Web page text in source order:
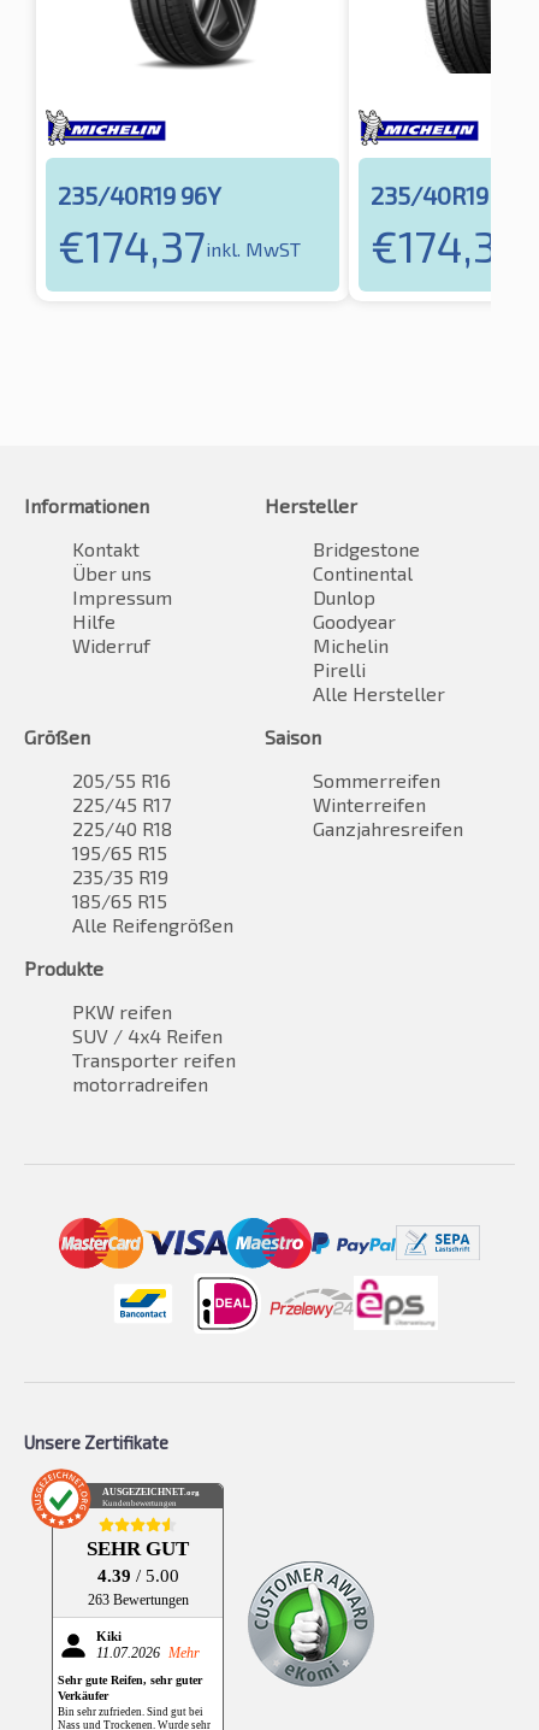
235/40R19 96Y
€174,37inkl. MwST
235/40R19
€174,37
Informationen
Kontakt
Über uns
Impressum
Hilfe
Widerruf
Hersteller
Bridgestone
Continental
Dunlop
Goodyear
Michelin
Pirelli
Alle Hersteller
Größen
205/55 R16
225/45 R17
225/40 R18
195/65 R15
235/35 R19
185/65 R15
Alle Reifengrößen
Saison
Sommerreifen
Winterreifen
Ganzjahresreifen
Produkte
PKW reifen
SUV / 4x4 Reifen
Transporter reifen
motorradreifen
Unsere Zertifikate
AUSGEZEICHNET.org
Kundenbewertungen
SEHR GUT
4.39 / 5.00
263 Bewertungen
Kiki
11.07.2026 Mehr
Sehr gute Reifen, sehr guter
Verkäufer
Bin sehr zufrieden. Sind gut bei
Nass und Trockenen. Wurde sehr